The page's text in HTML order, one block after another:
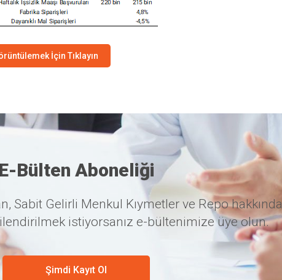
İçin Tıklayın
E-Bülten Aboneliği
Sabit Gelirli Menkul Kıymetler ve Repo
istiyorsanız e-bültenimize üye olun.
Şimdi Kayıt Ol